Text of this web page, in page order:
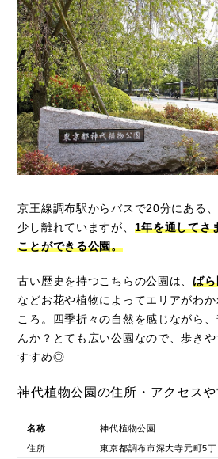
京王線調布駅からバスで20分にある
少し離れていますが、 1年を通してさ
ことができる公園。
古い歴史を持つこちらの公園は、ば
などお花や植物によってエリアがわ
ころ。四季折々の自然を感じながら
んか？とても広い公園なので、歩き
すすめ◎
神代植物公園の住所・アクセス
名称 神代植物公園
住所 東京都調布市深大寺元町5